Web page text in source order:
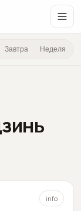
Завтра Неделя
info